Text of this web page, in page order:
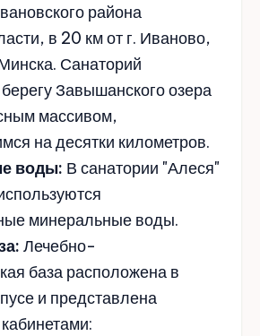
района
в 20 км от г. Иваново,
Санаторий
Завышанского озера
массивом,
на десятки километров.
воды: В санатории "Алеся"
минеральные воды.
Лечебно-
база расположена в
и представлена